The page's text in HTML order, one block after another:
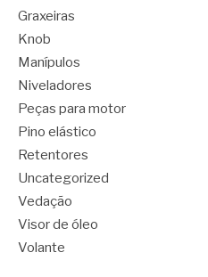
Graxeiras
Knob
Manípulos
Niveladores
Peças para motor
Pino elástico
Retentores
Uncategorized
Vedação
Visor de óleo
Volante